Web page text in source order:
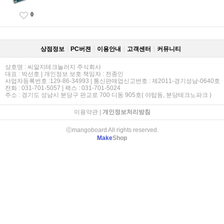
0
상점정보 PC버젼 이용안내 고객센터 커뮤니티
상호명 : 씨알지테크놀러지 주식회사
대표 : 박선호 | 개인정보 보호 책임자 : 전종인
사업자등록번호 :129-86-34993 | 통신판매업신고번호 : 제2011-경기성남-0640호
전화 : 031-701-5057 | 팩스 : 031-701-5024
주소 : 경기도 성남시 분당구 판교로 700 디동 905호( 야탑동, 분당테크노파크 )
이용약관| 개인정보처리방침
ⓒmangoboard All rights reserved.
MakeShop